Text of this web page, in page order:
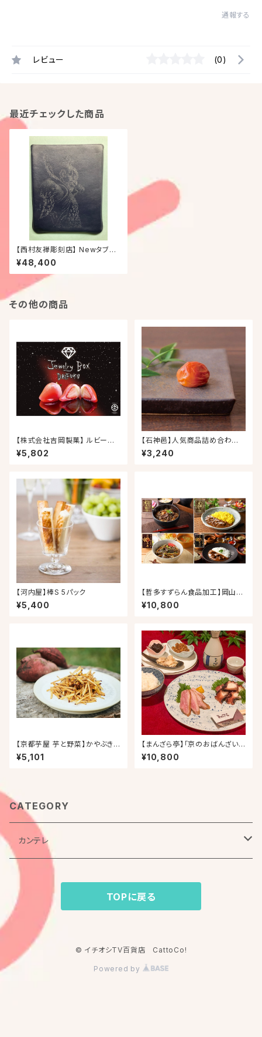
通報する
レビュー (0)
最近チェックした商品
【西村友禅彫刻店】 Newタブレ
ットケース 牛革 (L)
¥48,400
その他の商品
【株式会社吉岡製菓】 ルビーの
いちご DAIFUKU
¥5,802
【石神邑】人気商品詰め合わせ
（梅あぶら・梅にくみそ・うす塩味
梅干）
¥3,240
【河内屋】棒S 5パック
¥5,400
【哲多すずらん食品加工】岡山和
牛丼バラエティー(16食セット)
¥10,800
【京都芋屋 芋と野菜】かやぶき
けんぴ5種
¥5,101
【まんざら亭】「京のおばんざい」
セット（全5種類）
¥10,800
CATEGORY
カンテレ
よ～いドン！本日のオススメ３ 特選アーカイブ
TOPに戻る
© イチオシTV百貨店 CattoCo!
Powered by